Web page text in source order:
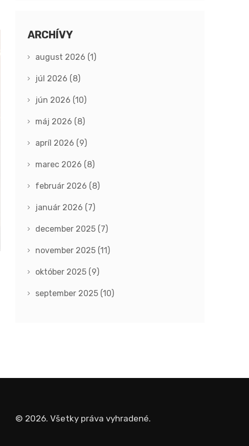
ARCHÍVY
august 2026 (1)
júl 2026 (8)
jún 2026 (10)
máj 2026 (8)
apríl 2026 (9)
marec 2026 (8)
február 2026 (8)
január 2026 (7)
december 2025 (7)
november 2025 (11)
október 2025 (9)
september 2025 (10)
© 2026. Všetky práva vyhradené.